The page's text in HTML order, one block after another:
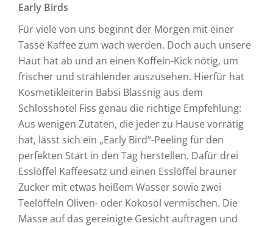
Early Birds
Für viele von uns beginnt der Morgen mit einer
Tasse Kaffee zum wach werden. Doch auch unsere
Haut hat ab und an einen Koffein-Kick nötig, um
frischer und strahlender auszusehen. Hierfür hat
Kosmetikleiterin Babsi Blassnig aus dem
Schlosshotel Fiss genau die richtige Empfehlung:
Aus wenigen Zutaten, die jeder zu Hause vorrätig
hat, lässt sich ein „Early Bird“-Peeling für den
perfekten Start in den Tag herstellen. Dafür drei
Esslöffel Kaffeesatz und einen Esslöffel brauner
Zucker mit etwas heißem Wasser sowie zwei
Teelöffeln Oliven- oder Kokosöl vermischen. Die
Masse auf das gereinigte Gesicht auftragen und